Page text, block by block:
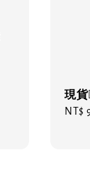
現貨
NT$